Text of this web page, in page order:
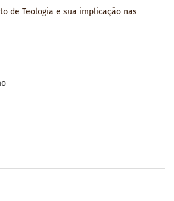
de Teologia e sua implicação nas